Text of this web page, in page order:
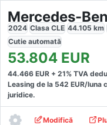
2024 Clasa CLE 44.105 km
Cutie automată
53.804 EUR
44.466 EUR + 21% TVA
Leasing de la 542 EUR/luna
juridice.
Modifică